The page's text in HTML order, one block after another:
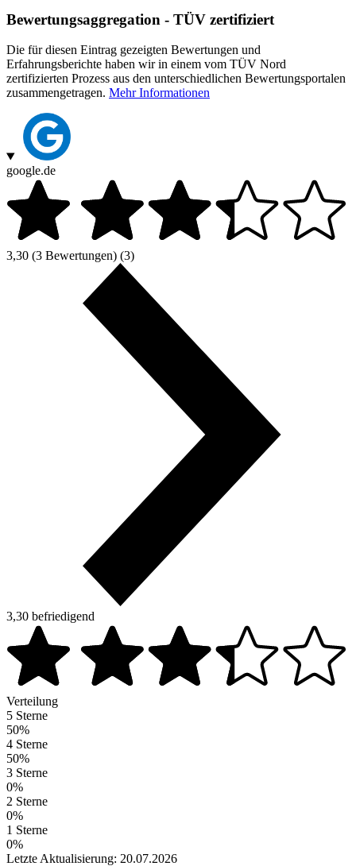
Bewertungsaggregation - TÜV zertifiziert
Die für diesen Eintrag gezeigten Bewertungen und
Erfahrungsberichte haben wir in einem vom TÜV Nord
zertifizierten Prozess aus den unterschiedlichen Bewertungsportalen
zusammengetragen. Mehr Informationen
google.de
3,30 (3 Bewertungen) (3)
3,30 befriedigend
Verteilung
5 Sterne
50%
4 Sterne
50%
3 Sterne
0%
2 Sterne
0%
1 Sterne
0%
Letzte Aktualisierung: 20.07.2026